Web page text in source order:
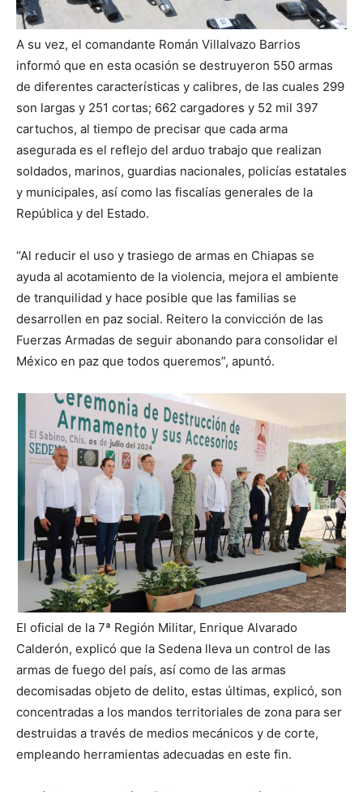
A su vez, el comandante Román Villalvazo Barrios
informó que en esta ocasión se destruyeron 550 armas
de diferentes características y calibres, de las cuales 299
son largas y 251 cortas; 662 cargadores y 52 mil 397
cartuchos, al tiempo de precisar que cada arma
asegurada es el reflejo del arduo trabajo que realizan
soldados, marinos, guardias nacionales, policías estatales
y municipales, así como las fiscalías generales de la
República y del Estado.
“Al reducir el uso y trasiego de armas en Chiapas se
ayuda al acotamiento de la violencia, mejora el ambiente
de tranquilidad y hace posible que las familias se
desarrollen en paz social. Reitero la convicción de las
Fuerzas Armadas de seguir abonando para consolidar el
México en paz que todos queremos”, apuntó.
El oficial de la 7ª Región Militar, Enrique Alvarado
Calderón, explicó que la Sedena lleva un control de las
armas de fuego del país, así como de las armas
decomisadas objeto de delito, estas últimas, explicó, son
concentradas a los mandos territoriales de zona para ser
destruidas a través de medios mecánicos y de corte,
empleando herramientas adecuadas en este fin.